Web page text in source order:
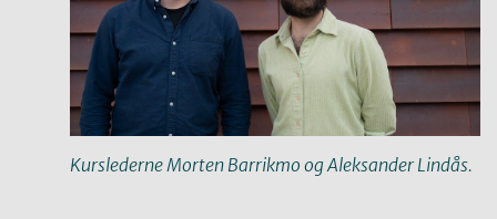
Kurslederne Morten Barrikmo og Aleksander Lindås.